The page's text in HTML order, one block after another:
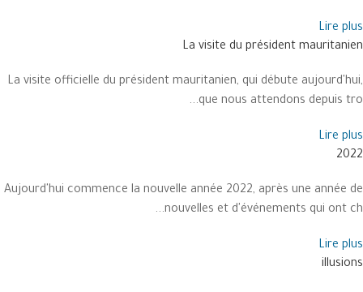
Lire plus
La visite du président mauritanien
La visite officielle du président mauritanien, qui débute aujourd'hui,
que nous attendons depuis tro...
Lire plus
2022
Aujourd'hui commence la nouvelle année 2022, après une année de
nouvelles et d'événements qui ont ch...
Lire plus
illusions